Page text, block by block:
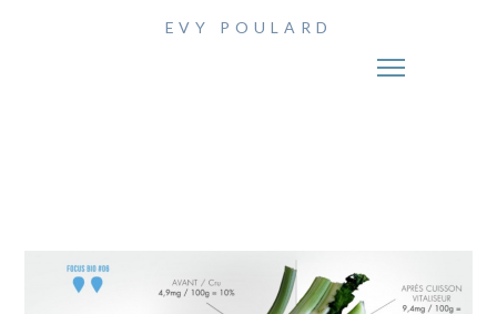
EVY POULARD